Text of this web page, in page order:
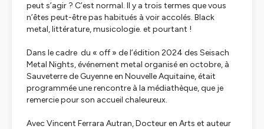
peut s’agir ? C’est normal. Il y a trois termes que vous
n’êtes peut-être pas habitués à voir accolés. Black
metal, littérature, musicologie. et pourtant !
Dans le cadre du « off » de l’édition 2024 des Seisach
Metal Nights, événement metal organisé en octobre, à
Sauveterre de Guyenne en Nouvelle Aquitaine, était
programmée une rencontre à la médiathèque, que je
remercie pour son accueil chaleureux.
Avec Vincent Ferrara Autran, Docteur en Arts et auteur